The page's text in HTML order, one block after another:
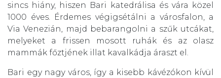
sincs hiány, hiszen Bari katedrálisa és vára közel
1000 éves. Érdemes végigsétálni a városfalon, a
Via Venezián, majd bebarangolni a szűk utcákat,
melyeket a frissen mosott ruhák és az olasz
mammák főztjének illat kavalkádja áraszt el.
Bari egy nagy város, így a kisebb kávézókon kívül